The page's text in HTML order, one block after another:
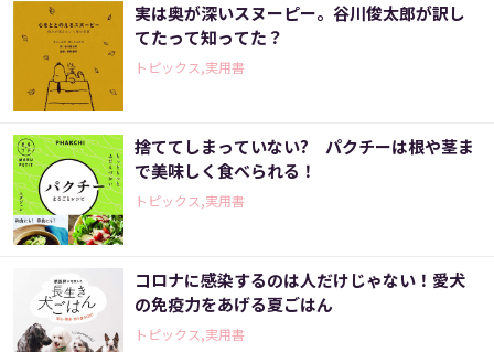
実は奥が深いスヌーピー。谷川俊太郎が訳し
てたって知ってた？
トピックス,実用書
捨ててしまっていない? パクチーは根や茎ま
で美味しく食べられる！
トピックス,実用書
コロナに感染するのは人だけじゃない！愛犬
の免疫力をあげる夏ごはん
トピックス,実用書